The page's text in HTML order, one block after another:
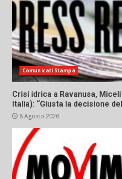
Comunicati Stampa
Crisi idrica a Ravanusa,
Italia): “Giusta la decisione
8 Agosto 2026